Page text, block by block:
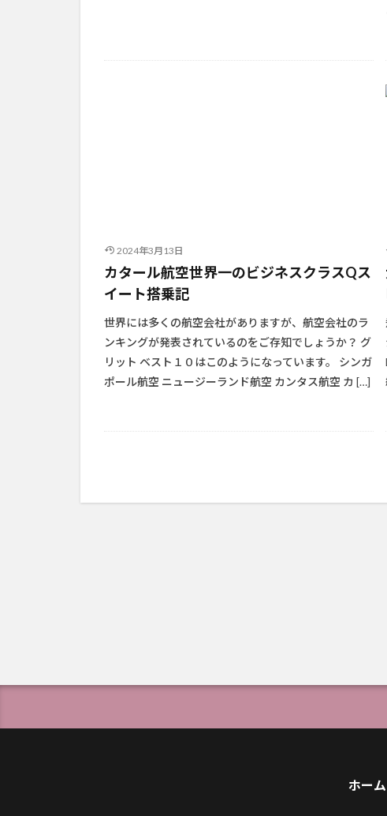
2024年3月13日
カタール航空世界一のビジネスクラスQス
イート搭乗記
世界には多くの航空会社がありますが、航空会社のラ
ンキングが発表されているのをご存知でしょうか？ グ
リット ベスト１０はこのようになっています。 シンガ
ポール航空 ニュージーランド航空 カンタス航空 カ […]
ホーム